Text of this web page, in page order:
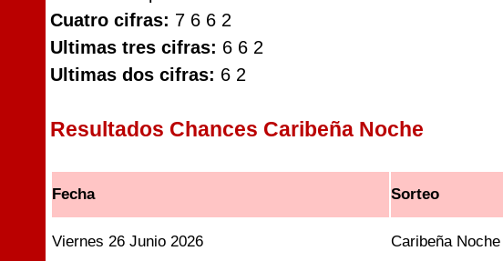
Cuatro cifras: 7 6 6 2
Ultimas tres cifras: 6 6 2
Ultimas dos cifras: 6 2
Resultados Chances Caribeña Noche
Fecha Sorteo
Viernes 26 Junio 2026 Caribeña Noche